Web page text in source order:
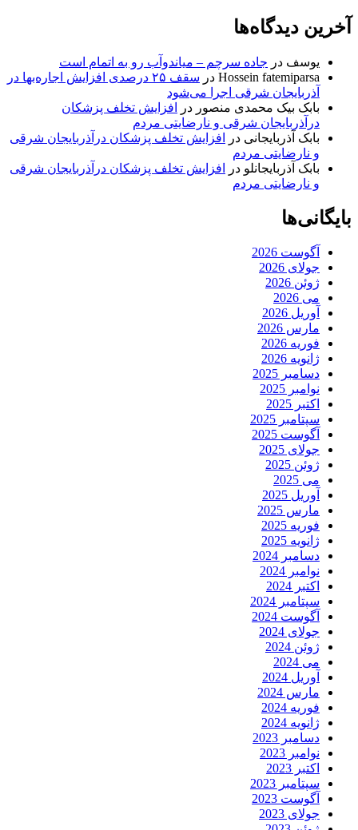
آخرین دیدگاه‌ها
یوسف در جاده سرچم – میاندوآب رو به اتمام است
Hossein fatemiparsa در
سقف ۲۵ درصدی افزایش اجاره‌بها در
آذربایجان شرقی اجرا می‌شود
بابک بیک محمدی منصور در
افزایش تخلف پزشکان
درآذربایجان شرقی و نارضایتی مردم
بابک آذربایجانی در
افزایش تخلف پزشکان درآذربایجان شرقی
و نارضایتی مردم
بابک آذربایجانلو در
افزایش تخلف پزشکان درآذربایجان شرقی
و نارضایتی مردم
بایگانی‌ها
آگوست 2026
جولای 2026
ژوئن 2026
می 2026
آوریل 2026
مارس 2026
فوریه 2026
ژانویه 2026
دسامبر 2025
نوامبر 2025
اکتبر 2025
سپتامبر 2025
آگوست 2025
جولای 2025
ژوئن 2025
می 2025
آوریل 2025
مارس 2025
فوریه 2025
ژانویه 2025
دسامبر 2024
نوامبر 2024
اکتبر 2024
سپتامبر 2024
آگوست 2024
جولای 2024
ژوئن 2024
می 2024
آوریل 2024
مارس 2024
فوریه 2024
ژانویه 2024
دسامبر 2023
نوامبر 2023
اکتبر 2023
سپتامبر 2023
آگوست 2023
جولای 2023